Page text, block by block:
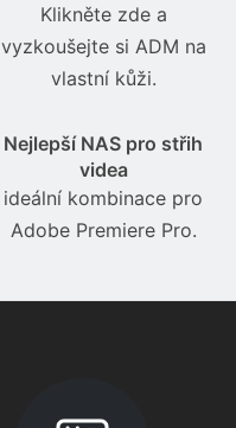
Klikněte zde a
vyzkoušejte si ADM na
vlastní kůži.
Nejlepší NAS pro střih
videa
ideální kombinace pro
Adobe Premiere Pro.